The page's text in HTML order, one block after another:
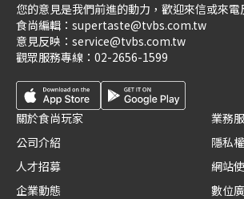
您的意見是我們前進的動力，歡迎來信或來電
食尚編輯： supertaste@tvbs.com.tw
意見反映： service@tvbs.com.tw
觀眾服務專線： 02-2656-1599
關於食尚玩家
公司介紹
人才招募
企業動態
業務
隱私
網站
數位